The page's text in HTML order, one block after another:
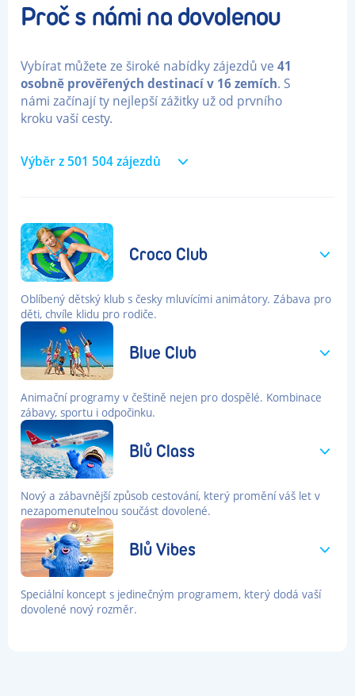
Proč s námi na dovolenou
Vybírat můžete ze široké nabídky zájezdů ve 41
osobně prověřených destinacív 16zemích. S
námi začínají ty nejlepší zážitky už od prvního
kroku vaší cesty.
Výběr z501 504zájezdů
Croco Club
Oblíbený dětský klub s česky mluvícími animátory. Zábava pro
děti, chvíle klidu pro rodiče.
Blue Club
Animační programy v češtině nejen pro dospělé. Kombinace
zábavy, sportu i odpočinku.
Blů Class
Nový a zábavnější způsob cestování, který promění váš let v
nezapomenutelnou součást dovolené.
Blů Vibes
Speciální koncept s jedinečným programem, který dodá vaší
dovolené nový rozměr.